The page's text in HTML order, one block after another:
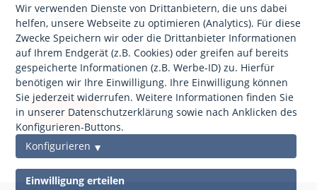
angegebene E-Mail-Adresse.
Ihre E-Mail
anfordern
Wir verwenden Dienste von Drittanbietern, die uns dabei
helfen, unsere Webseite zu optimieren (Analytics). Für diese
Zwecke Speichern wir oder die Drittanbieter Informationen
auf Ihrem Endgerät (z.B. Cookies) oder greifen auf bereits
gespeicherte Informationen (z.B. Werbe-ID) zu. Hierfür
benötigen wir Ihre Einwilligung. Ihre Einwilligung können
Sie jederzeit widerrufen. Weitere Informationen finden Sie
in unserer Datenschutzerklärung sowie nach Anklicken des
Konfigurieren-Buttons.
Konfigurieren
Einwilligung erteilen